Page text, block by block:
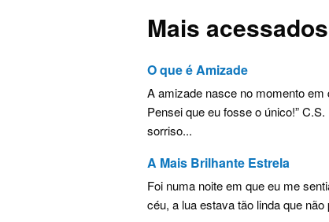
Mais
O que é Amizade
A amizade nasce no momento
Pensei que eu fosse o único!”
sorriso...
A Mais Brilhante Estrela
Foi numa noite em que eu me
céu, a lua estava tão linda que